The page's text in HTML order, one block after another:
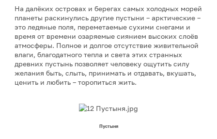
На далёких островах и берегах самых холодных морей
планеты раскинулись другие пустыни – арктические –
это ледяные поля, переметаемые сухими снегами и
время от времени озаряемые сиянием высоких слоёв
атмосферы. Полное и долгое отсутствие живительной
влаги, благодатного тепла и света этих странных
древних пустынь позволяет человеку ощутить силу
желания быть, слыть, принимать и отдавать, вкушать,
ценить и любить – торопиться жить.
Пустыня